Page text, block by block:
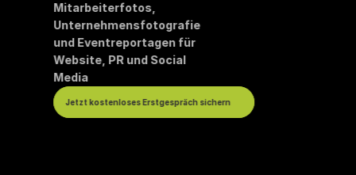
Mitarbeiterfotos,
Unternehmensfotografie
und Eventreportagen für
Website, PR und Social
Media
Jetzt kostenloses Erstgespräch sichern